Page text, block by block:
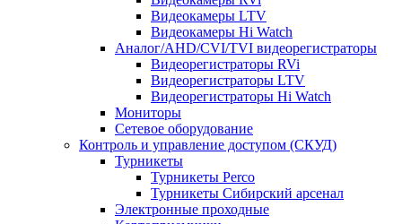
Видеокамеры LTV
Видеокамеры Hi Watch
Аналог/AHD/CVI/TVI видеорегистраторы
Видеорегистраторы RVi
Видеорегистраторы LTV
Видеорегистраторы Hi Watch
Мониторы
Сетевое оборудование
Контроль и управление доступом (СКУД)
Турникеты
Турникеты Perco
Турникеты Сибирский арсенал
Электронные проходные